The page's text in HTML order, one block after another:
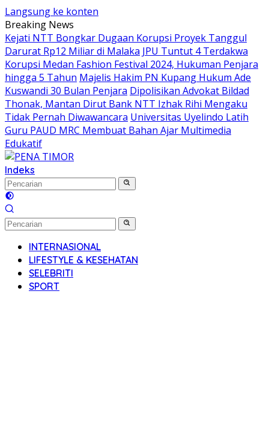
Langsung ke konten
Breaking News
Kejati NTT Bongkar Dugaan Korupsi Proyek Tanggul
Darurat Rp12 Miliar di Malaka JPU Tuntut 4 Terdakwa
Korupsi Medan Fashion Festival 2024, Hukuman Penjara
hingga 5 Tahun Majelis Hakim PN Kupang Hukum Ade
Kuswandi 30 Bulan Penjara Dipolisikan Advokat Bildad
Thonak, Mantan Dirut Bank NTT Izhak Rihi Mengaku
Tidak Pernah Diwawancara Universitas Uyelindo Latih
Guru PAUD MRC Membuat Bahan Ajar Multimedia
Edukatif
Indeks
INTERNASIONAL
LIFESTYLE & KESEHATAN
SELEBRITI
SPORT